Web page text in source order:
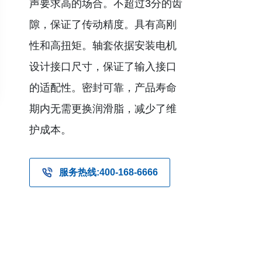
声要求高的场合。不超过3分的齿
隙，保证了传动精度。具有高刚
性和高扭矩。轴套依据安装电机
设计接口尺寸，保证了输入接口
的适配性。密封可靠，产品寿命
期内无需更换润滑脂，减少了维
护成本。
服务热线:400-168-6666